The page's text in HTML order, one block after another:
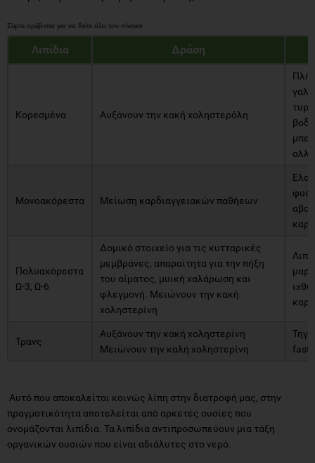
Λιπίδια Δράση
Κορεσμένα Αυξάνουν την κακή χοληστερόλη
Μονοακόρεστα Μείωση καρδιαγγειακών παθήεων
Πολυακόρεστα
Ω-3, Ω-6
Δομικό στοιχείο για τις κυτταρικές
μεμβράνες, απαραίτητα για την πήξη
του αίματος, μυική χαλάρωση και
φλεγμονή. Μειώνουν την κακή
χοληστερίνη
Τρανς
Αυξάνουν την κακή χοληστερίνη
Μειώνουν την καλή χοληστερίνη
fast
Αυτό που αποκαλείται κοινώς λίπη στην διατροφή μας, στην
πραγματικότητα αποτελείται από αρκετές ουσίες που
ονομάζονται λιπίδια. Τα λιπίδια αντιπροσωπεύουν μια τάξη
οργανικών ουσιών που είναι αδιάλυτες στο νερό.